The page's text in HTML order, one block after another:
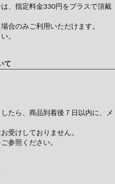
、指定料金330円をプラスで頂戴
合のみご利用いただけます。
。
て
たら、商品到着後７日以内に、メ
受けしておりません。
ご参照ください。